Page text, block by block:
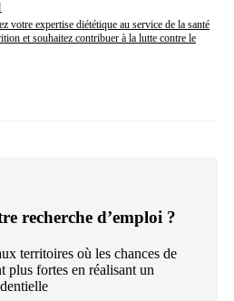
votre expertise diététique au service de la santé
et souhaitez contribuer à la lutte contre le
recherche d’emploi ?
territoires où les chances de
plus fortes en réalisant un